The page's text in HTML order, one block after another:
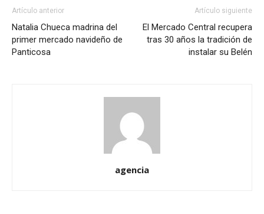
Artículo anterior
Natalia Chueca madrina del
primer mercado navideño de
Panticosa
Artículo siguiente
El Mercado Central recupera
tras 30 años la tradición de
instalar su Belén
agencia